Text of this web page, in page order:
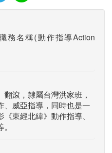
務名稱(動作指導Action
滾，隸屬台灣洪家班，
、威亞指導，同時也是一
東經北緯》動作指導、